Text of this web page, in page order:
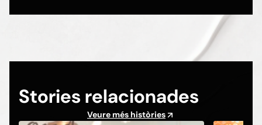
Stories relacionades
Veure més històries